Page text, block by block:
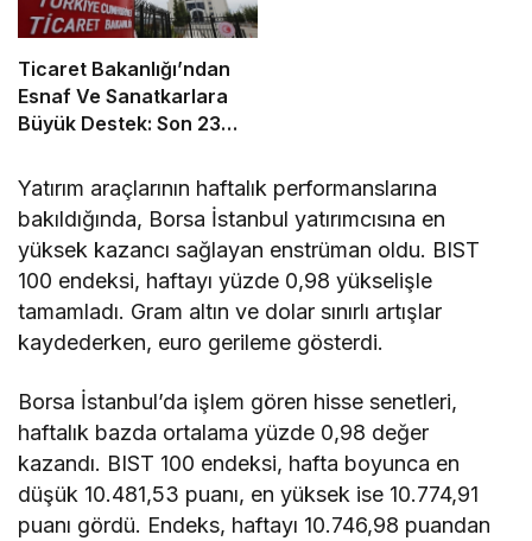
Ticaret Bakanlığı’ndan
Esnaf Ve Sanatkarlara
Büyük Destek: Son 23
Lira Kredi Sağlandı
Yatırım araçlarının haftalık performanslarına
bakıldığında, Borsa İstanbul yatırımcısına en
yüksek kazancı sağlayan enstrüman oldu. BIST
100 endeksi, haftayı yüzde 0,98 yükselişle
tamamladı. Gram altın ve dolar sınırlı artışlar
kaydederken, euro gerileme gösterdi.
Borsa İstanbul’da işlem gören hisse senetleri,
haftalık bazda ortalama yüzde 0,98 değer
kazandı. BIST 100 endeksi, hafta boyunca en
düşük 10.481,53 puanı, en yüksek ise 10.774,91
puanı gördü. Endeks, haftayı 10.746,98 puandan